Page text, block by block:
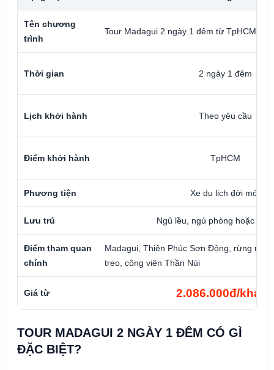
Tên chương
trình
Tour Madagui 2 ngày 1 đêm từ TpHCM
Thời gian 2 ngày 1 đêm
Lịch khởi hành Theo yêu cầu
Điểm khởi hành TpHCM
Phương tiện Xe du lịch đời mới
Lưu trú Ngủ lều, ngủ phòng hoặc
Điểm tham quan
chính
Madagui, Thiên Phúc Sơn Động, rừng
treo, công viên Thần Núi
Giá từ 2.086.000đ/khách
TOUR MADAGUI 2 NGÀY 1 ĐÊM CÓ GÌ
ĐẶC BIỆT?